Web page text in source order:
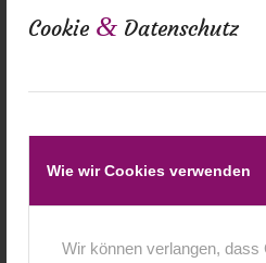
Cookie & Datenschutz
Wie wir Cookies verwenden
Wir können verlangen, dass